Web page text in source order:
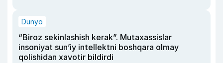
Dunyo
“Biroz sekinlashish kerak”. Mutaxassislar
insoniyat sun’iy intellektni boshqara olmay
qolishidan xavotir bildirdi